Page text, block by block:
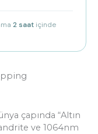
2 saat içinde
çapında “Altın
ve 1064nm